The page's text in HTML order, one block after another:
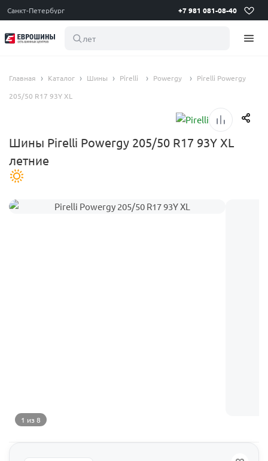
Санкт-Петербург +7 981 081-08-40
летние ши
Главная Каталог Шины Pirelli Powergy
Pirelli Powergy
205/50 R17 93Y XL
Шины Pirelli Powergy 205/50 R17 93Y XL
летние
1 из 8